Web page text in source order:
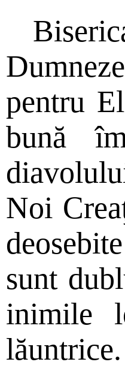
pentru
bună
Noi
sunt
inimile
lăuntrice.